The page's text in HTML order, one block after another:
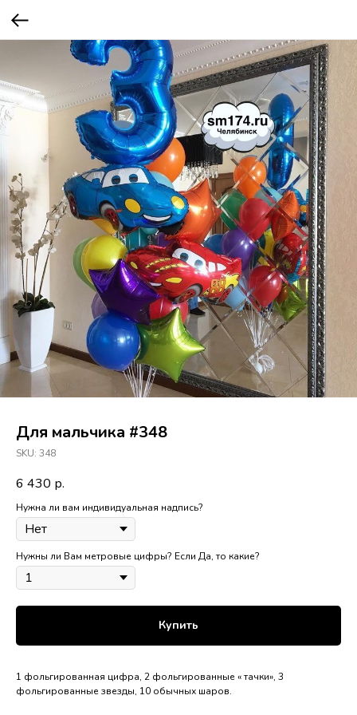
Для мальчика #348
SKU: 348
6 430 р.
Нужна ли вам индивидуальная надпись?
Нужны ли Вам метровые цифры? Если Да, то какие?
Купить
1 фольгированная цифра, 2 фольгированные « тачки», 3
фольгированные звезды, 10 обычных шаров.